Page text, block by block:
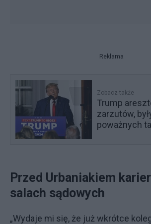
Reklama
Zobacz także
Trump
zarzutów,
poważnych
Przed Urbaniakiem
salach sądowych
„Wydaje mi się, że już wkrótce